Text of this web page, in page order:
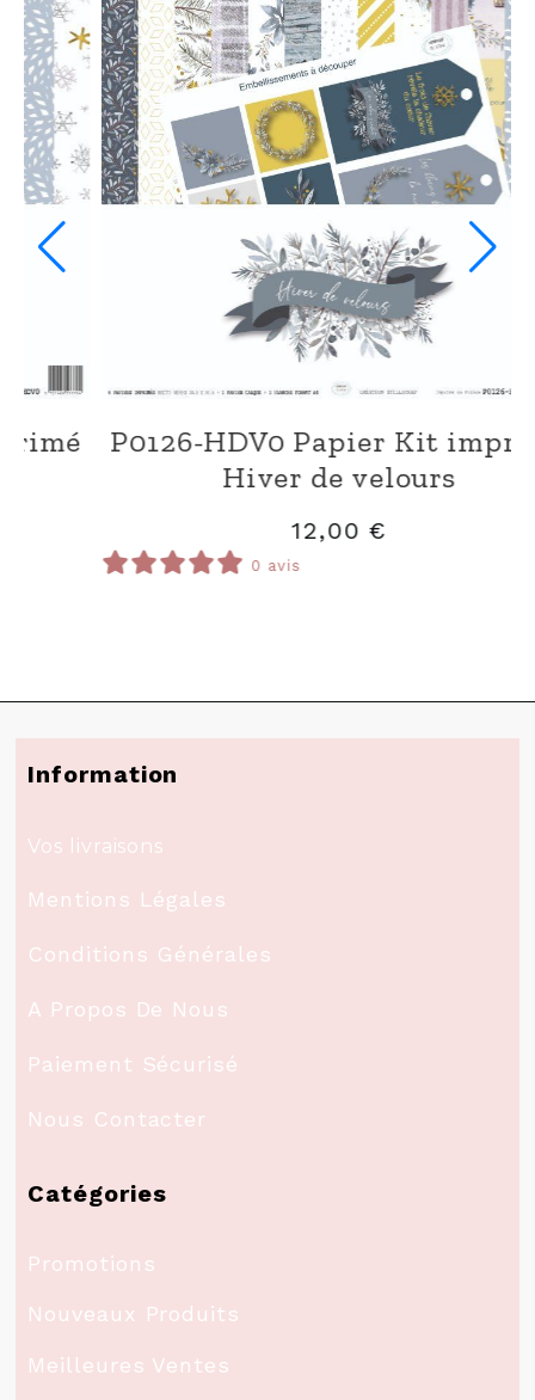
HDV0 Papier Kit imprimé
Hiver de velours
0 avis
P0126-
Information
Vos livraisons
Mentions Légales
Conditions Générales
A Propos De Nous
Paiement Sécurisé
Nous Contacter
Catégories
Promotions
Nouveaux Produits
Meilleures Ventes